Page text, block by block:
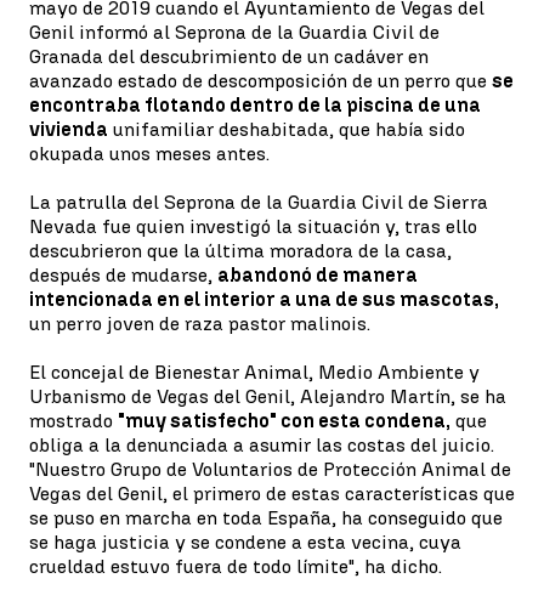
mayo de 2019 cuando el Ayuntamiento de Vegas del
Genil informó al Seprona de la Guardia Civil de
Granada del descubrimiento de un cadáver en
avanzado estado de descomposición de un perro que se
encontraba flotando dentro de la piscina de una
vivienda unifamiliar deshabitada, que había sido
okupada unos meses antes.
La patrulla del Seprona de la Guardia Civil de Sierra
Nevada fue quien investigó la situación y, tras ello
descubrieron que la última moradora de la casa,
después de mudarse, abandonó de manera
intencionada en el interior a una de sus mascotas,
un perro joven de raza pastor malinois.
El concejal de Bienestar Animal, Medio Ambiente y
Urbanismo de Vegas del Genil, Alejandro Martín, se ha
mostrado "muy satisfecho" con esta condena, que
obliga a la denunciada a asumir las costas del juicio.
"Nuestro Grupo de Voluntarios de Protección Animal de
Vegas del Genil, el primero de estas características que
se puso en marcha en toda España, ha conseguido que
se haga justicia y se condene a esta vecina, cuya
crueldad estuvo fuera de todo límite", ha dicho.